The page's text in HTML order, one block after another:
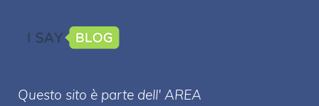
Questo sito è parte dell' AREA